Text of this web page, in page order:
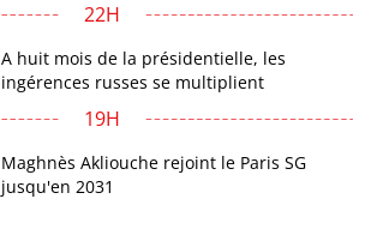
22H
A huit mois de la présidentielle, les
ingérences russes se multiplient
19H
Maghnès Akliouche rejoint le Paris SG
jusqu'en 2031